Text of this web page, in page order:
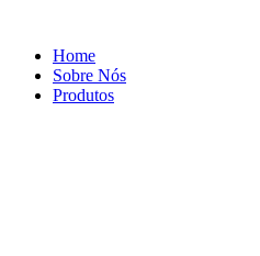
conteúdo
Home
Sobre Nós
Produtos